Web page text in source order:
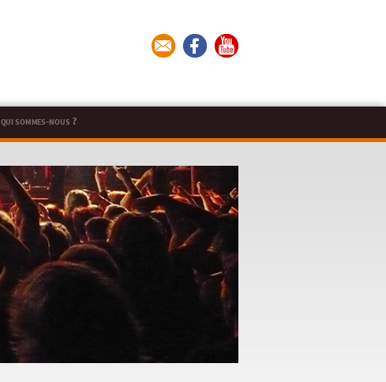
qui sommes-nous ?